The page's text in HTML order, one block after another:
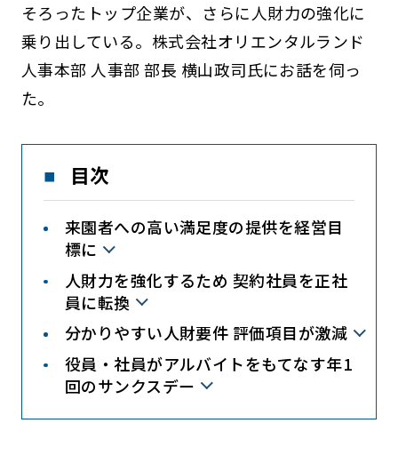
そろったトップ企業が、さらに人財力の強化に
乗り出している。株式会社オリエンタルランド
人事本部 人事部 部長 横山政司氏にお話を伺っ
た。
目次
来園者への高い満足度の提供を経営目
標に
人財力を強化するため 契約社員を正社
員に転換
分かりやすい人財要件 評価項目が激減
役員・社員がアルバイトをもてなす年1
回のサンクスデー